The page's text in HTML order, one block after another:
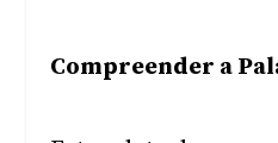
Compreender a